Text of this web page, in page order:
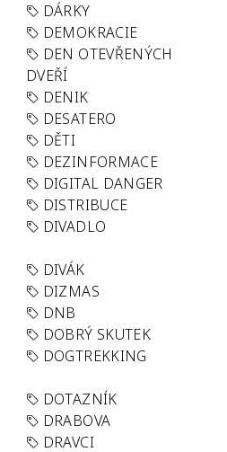
DÁRKY
DEMOKRACIE
DEN OTEVŘENÝCH
DVEŘÍ
DENIK
DESATERO
DĚTI
DEZINFORMACE
DIGITAL DANGER
DISTRIBUCE
DIVADLO
DIVÁK
DIZMAS
DNB
DOBRÝ SKUTEK
DOGTREKKING
DOTAZNÍK
DRABOVA
DRAVCI